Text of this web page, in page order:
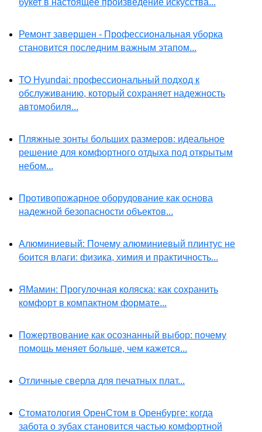
букет в настоящее произведение искусства...
Ремонт завершен - Профессиональная уборка
становится последним важным этапом...
ТО Hyundai: профессиональный подход к
обслуживанию, который сохраняет надежность
автомобиля...
Пляжные зонты больших размеров: идеальное
решение для комфортного отдыха под открытым
небом...
Противопожарное оборудование как основа
надежной безопасности объектов...
Алюминиевый: Почему алюминиевый плинтус не
боится влаги: физика, химия и практичность...
ЯМамин: Прогулочная коляска: как сохранить
комфорт в компактном формате...
Пожертвование как осознанный выбор: почему
помощь меняет больше, чем кажется...
Отличные сверла для печатных плат...
Стоматология ОренСтом в Оренбурге: когда
забота о зубах становится частью комфортной